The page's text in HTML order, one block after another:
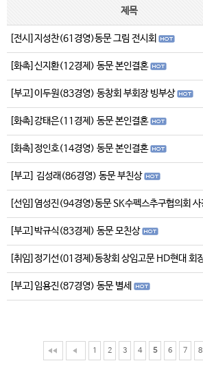
제목
[전시]지성찬(61경영)동문 그림 전시회
[화촉]신지환(12경제) 동문 본인결혼
[부고]이두원(83경영) 동창회 부회장 빙부상
[화촉]강태은(11경제) 동문 본인결혼
[화촉]정인호(14경영) 동문 본인결혼
[부고] 김성래(86경영) 동문 부친상
[선임]염성진(94경영)동문 SK수펙스추구협의회 사
[부고]박규식(83경제) 동문 모친상
[취임]정기선(01경제)동창회 상임고문 HD현대 회
[부고]임용진(87경영) 동문 별세
1 2 3 4 5 6 7 8